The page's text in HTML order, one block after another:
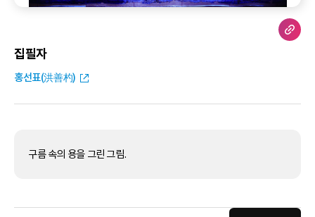
집필자
홍선표(洪善杓)
구름 속의 용을 그린 그림.